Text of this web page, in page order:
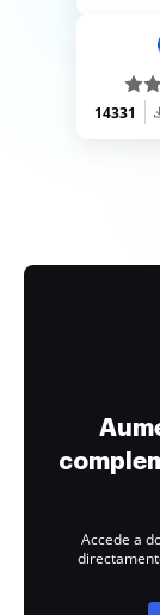
14331
Accede a